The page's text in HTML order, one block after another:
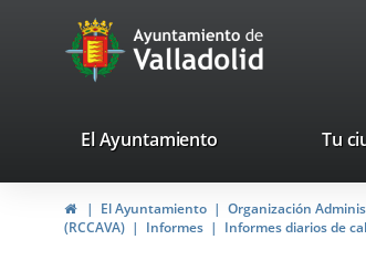
Portal
Web
Ayuntamiento
de
Valladolid
valladolid.es
El Ayuntamiento Tu
InicioEl Ayuntamiento Organización
(RCCAVA)
Informes Informes diarios de